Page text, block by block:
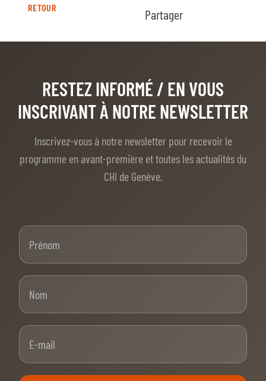
RETOUR Partager
RESTEZ INFORMÉ / EN VOUS
INSCRIVANT À NOTRE NEWSLETTER
Inscrivez-vous à notre newsletter pour recevoir le
programme en avant-première et toutes les actualités du
CHI de Genève.